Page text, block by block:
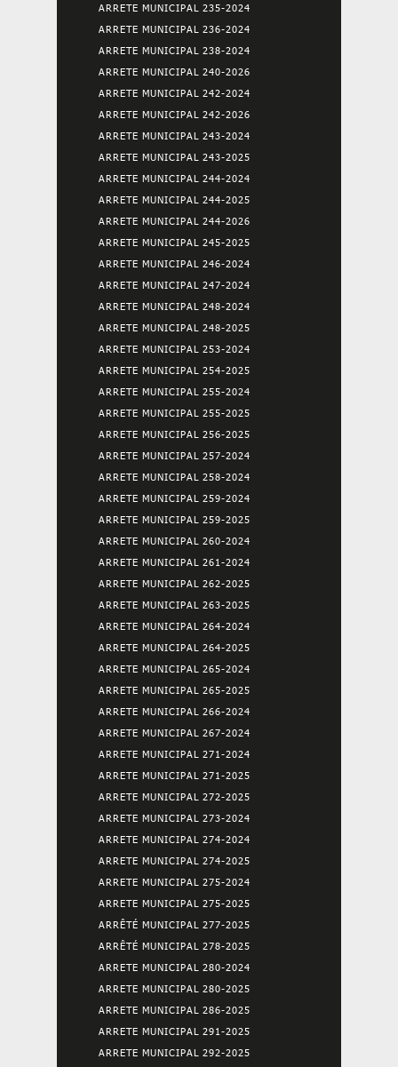
ARRETE MUNICIPAL 235-2024
ARRETE MUNICIPAL 236-2024
ARRETE MUNICIPAL 238-2024
ARRETE MUNICIPAL 240-2026
ARRETE MUNICIPAL 242-2024
ARRETE MUNICIPAL 242-2026
ARRETE MUNICIPAL 243-2024
ARRETE MUNICIPAL 243-2025
ARRETE MUNICIPAL 244-2024
ARRETE MUNICIPAL 244-2025
ARRETE MUNICIPAL 244-2026
ARRETE MUNICIPAL 245-2025
ARRETE MUNICIPAL 246-2024
ARRETE MUNICIPAL 247-2024
ARRETE MUNICIPAL 248-2024
ARRETE MUNICIPAL 248-2025
ARRETE MUNICIPAL 253-2024
ARRETE MUNICIPAL 254-2025
ARRETE MUNICIPAL 255-2024
ARRETE MUNICIPAL 255-2025
ARRETE MUNICIPAL 256-2025
ARRETE MUNICIPAL 257-2024
ARRETE MUNICIPAL 258-2024
ARRETE MUNICIPAL 259-2024
ARRETE MUNICIPAL 259-2025
ARRETE MUNICIPAL 260-2024
ARRETE MUNICIPAL 261-2024
ARRETE MUNICIPAL 262-2025
ARRETE MUNICIPAL 263-2025
ARRETE MUNICIPAL 264-2024
ARRETE MUNICIPAL 264-2025
ARRETE MUNICIPAL 265-2024
ARRETE MUNICIPAL 265-2025
ARRETE MUNICIPAL 266-2024
ARRETE MUNICIPAL 267-2024
ARRETE MUNICIPAL 271-2024
ARRETE MUNICIPAL 271-2025
ARRETE MUNICIPAL 272-2025
ARRETE MUNICIPAL 273-2024
ARRETE MUNICIPAL 274-2024
ARRETE MUNICIPAL 274-2025
ARRETE MUNICIPAL 275-2024
ARRETE MUNICIPAL 275-2025
ARRÊTÉ MUNICIPAL 277-2025
ARRÊTÉ MUNICIPAL 278-2025
ARRETE MUNICIPAL 280-2024
ARRETE MUNICIPAL 280-2025
ARRETE MUNICIPAL 286-2025
ARRETE MUNICIPAL 291-2025
ARRETE MUNICIPAL 292-2025